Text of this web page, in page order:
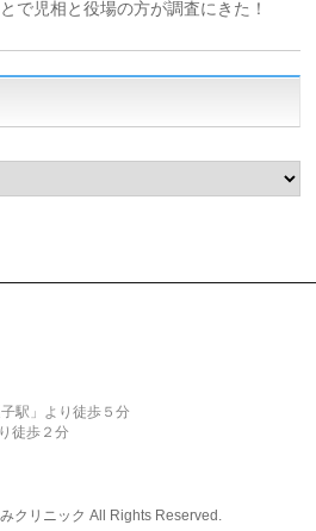
で児相と役場の方が調査にきた！
駅」より徒歩５分
徒歩２分
クリニック All Rights Reserved.